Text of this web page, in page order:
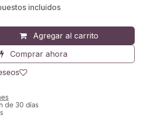
incluidos
Agregar al carrito
Comprar ahora
de 30 días